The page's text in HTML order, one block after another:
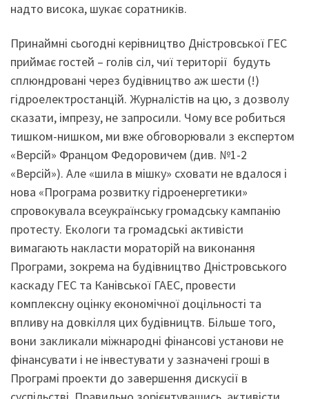
надто висока, шукає соратників.
Принаймні сьогодні керівництво Дністровської ГЕС
приймає гостей – голів сіл, чиї території будуть
сплюндровані через будівництво аж шести (!)
гідроелектростанцій. Журналістів на цю, з дозволу
сказати, імпрезу, не запросили. Чому все робиться
тишком-нишком, ми вже обговорювали з експертом
«Версій» Францом Федоровичем (див. №1-2
«Версій»). Але «шила в мішку» сховати не вдалося і
нова «Програма розвитку гідроенергетики»
спровокувала всеукраїнську громадську кампанію
протесту. Екологи та громадські активісти
вимагають накласти мораторій на виконання
Програми, зокрема на будівництво Дністровського
каскаду ГЕС та Канівської ГАЕС, провести
комплексну оцінку економічної доцільності та
впливу на довкілля цих будівництв. Більше того,
вони закликали міжнародні фінансові установи не
фінансувати і не інвестувати у зазначені гроші в
Програмі проекти до завершення дискусії в